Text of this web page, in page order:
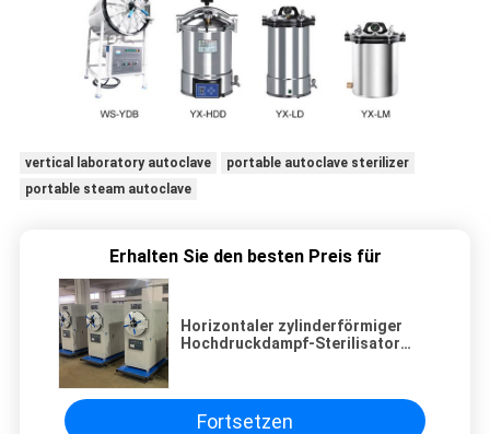
vertical laboratory autoclave
portable autoclave sterilizer
portable steam autoclave
Erhalten Sie den besten Preis für
Horizontaler zylinderförmiger
Hochdruckdampf-Sterilisator
Fortsetzen